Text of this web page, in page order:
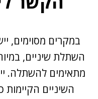
במקרים מסוימים,
השתלת שיניים,
מתאימים להשתלה.
השיניים